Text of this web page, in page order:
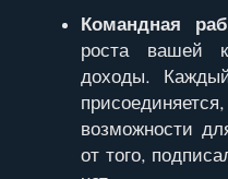
Командная
роста вашей
доходы.
возможности
от того,